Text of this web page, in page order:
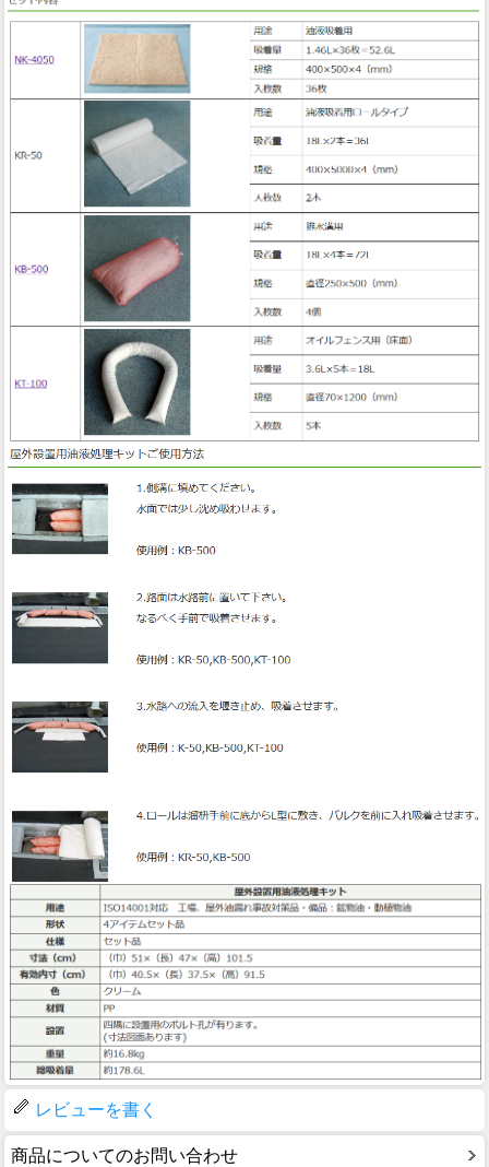
レビューを書く
商品についてのお問い合わせ